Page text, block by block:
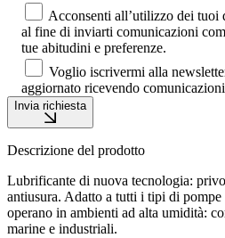
Acconsenti all’utilizzo dei
al fine di inviarti comunicazioni
tue abitudini e preferenze.
Voglio iscrivermi alla
aggiornato ricevendo
Invia richiesta
Descrizione del prodotto
Lubrificante di nuova tecnologia:
antiusura. Adatto a tutti i tipi di
operano in ambienti ad alta umidità:
marine e industriali.